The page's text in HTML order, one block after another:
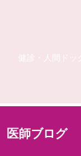
健診・人間ドッ
医師ブログ